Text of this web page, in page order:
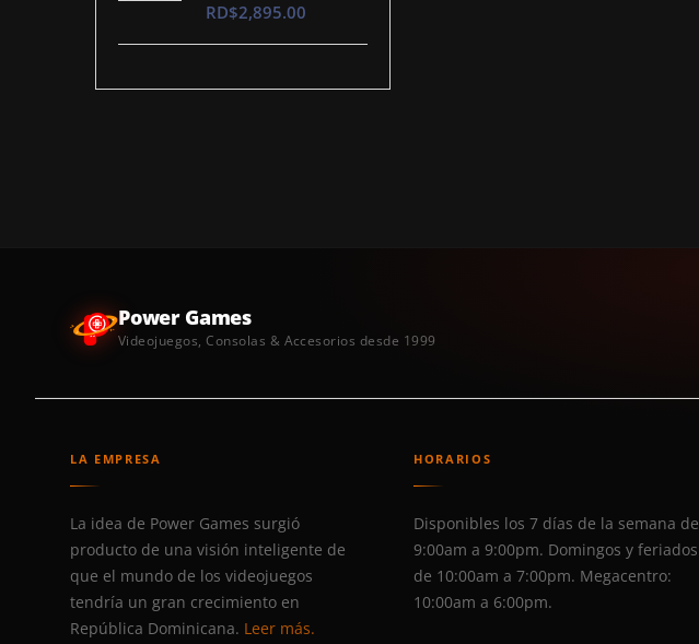
RD$2,895.00
Power Games
Videojuegos, Consolas & Accesorios desde 1999
LA EMPRESA
La idea de Power Games surgió
producto de una visión inteligente de
que el mundo de los videojuegos
tendría un gran crecimiento en
República Dominicana. Leer más.
HORARIOS
Disponibles los 7 días de la semana de
9:00am a 9:00pm. Domingos y feriados
de 10:00am a 7:00pm. Megacentro:
10:00am a 6:00pm.